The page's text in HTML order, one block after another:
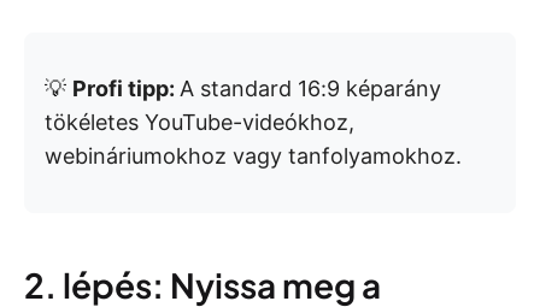
💡 Profi tipp: A standard 16:9 képarány
tökéletes YouTube-videókhoz,
webináriumokhoz vagy tanfolyamokhoz.
2. lépés: Nyissa meg a